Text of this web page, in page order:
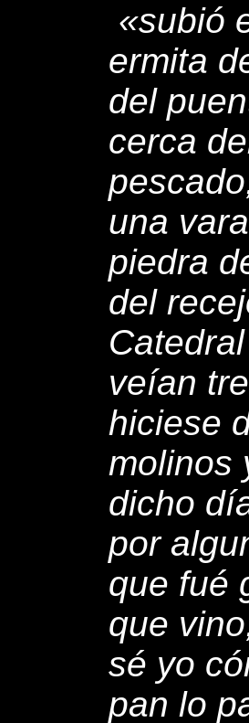
«subió
ermita
del
cerca
una
piedra
del
veían
hiciese
molinos
dicho
por
que fué
que
sé yo
pan lo